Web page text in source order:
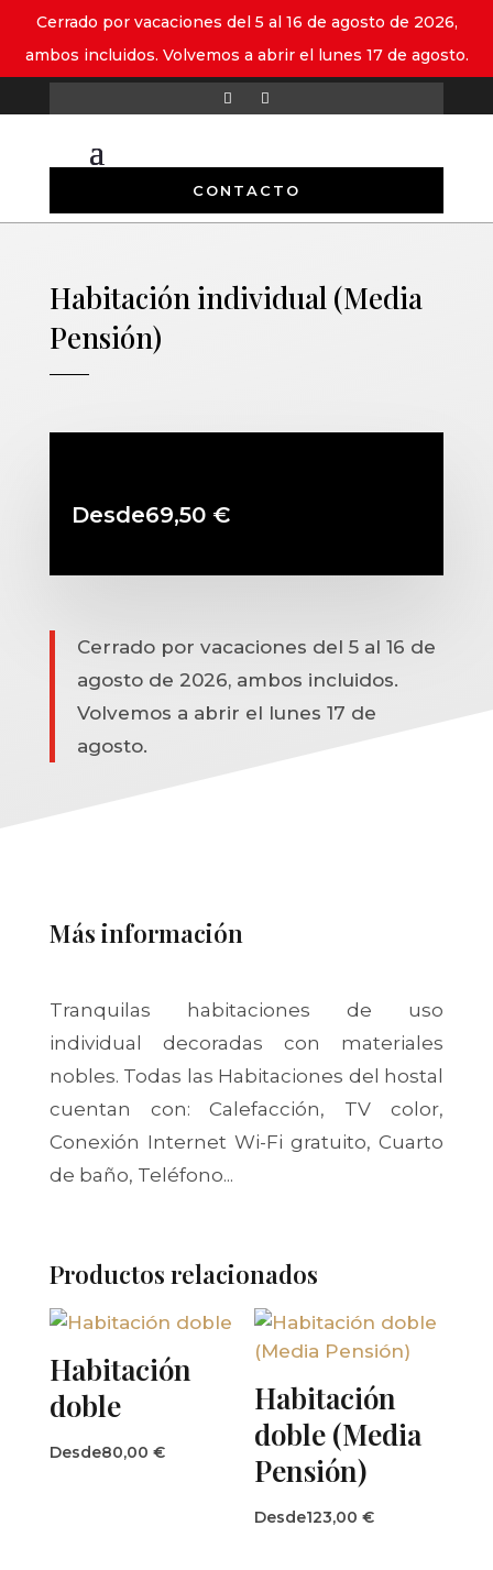
Cerrado por vacaciones del 5 al 16 de agosto de 2026,
ambos incluidos. Volvemos a abrir el lunes 17 de agosto.
CONTACTO
Habitación individual (Media
Pensión)
Desde69,50 €
Cerrado por vacaciones del 5 al 16 de
agosto de 2026, ambos incluidos.
Volvemos a abrir el lunes 17 de
agosto.
Más información
Tranquilas habitaciones de uso
individual decoradas con materiales
nobles. Todas las Habitaciones del hostal
cuentan con: Calefacción, TV color,
Conexión Internet Wi-Fi gratuito, Cuarto
de baño, Teléfono...
Productos relacionados
Habitación
doble
Desde80,00 €
Habitación
doble (Media
Pensión)
Desde123,00€